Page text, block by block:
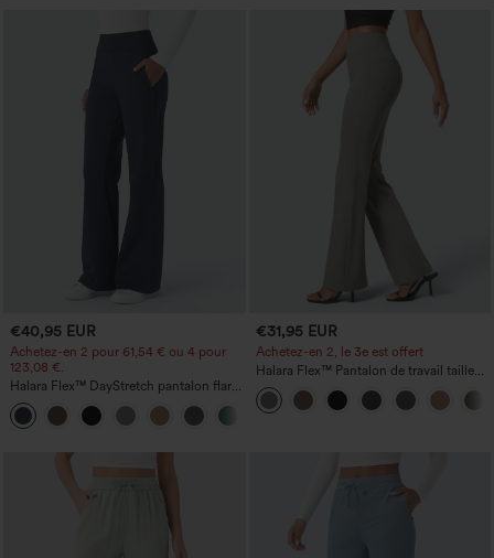
€40,95 EUR
Achetez-en 2 pour 61,54 € ou 4 pour
123,08 €.
Halara Flex™ DayStretch pantalon flare
de travail, taille mi-haute, poche latérale
zippée
€31,95 EUR
Achetez-en 2, le 3e est offert
Halara Flex™ Pantalon de travail taille
haute avec poche latérale arrière et
légère coupe évasée